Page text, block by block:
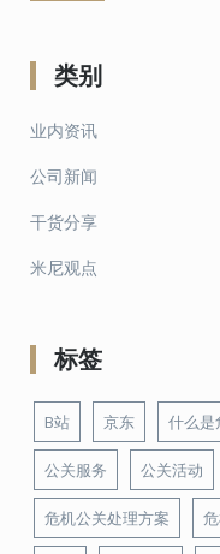
类别
业内资讯
公司新闻
干货分享
米尼观点
标签
B站 京东 什么是
公关服务 公关活动
危机公关处理方案